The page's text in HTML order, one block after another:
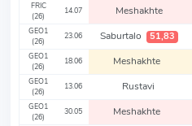
FRIC
(26)
14.07 Meshakhte
GEO1
(26)
23.06 Saburtalo 51,83
GEO1
(26)
18.06 Meshakhte
GEO1
(26)
13.06 Rustavi
GEO1
(26)
30.05 Meshakhte